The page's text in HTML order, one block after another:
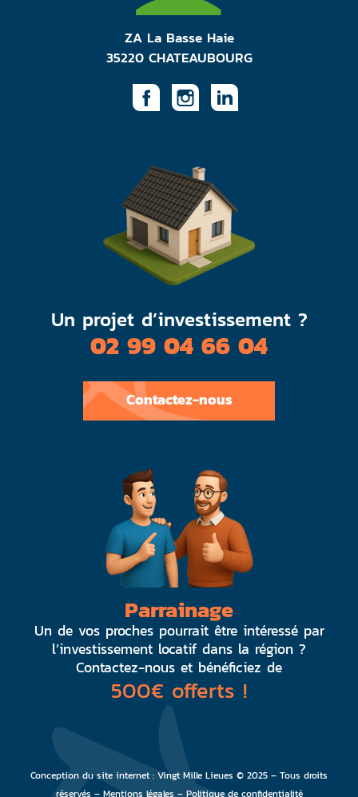
ZA La Basse Haie
35220 CHATEAUBOURG
Un projet d’investissement ?
02 99 04 66 04
Contactez-nous
Parrainage
Un de vos proches pourrait être intéressé par
l’investissement locatif dans la région ?
Contactez-nous et bénéficiez de
500€ offerts !
Conception du site internet : Vingt Mille Lieues © 2025 – Tous droits